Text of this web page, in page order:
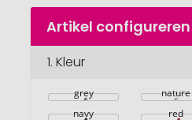
Naar
begin
afbeeldingengalerij
Artikel configureren
1. Kleur
grey nature
navy
red